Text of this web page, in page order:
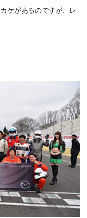
ケがあるのですが、レ